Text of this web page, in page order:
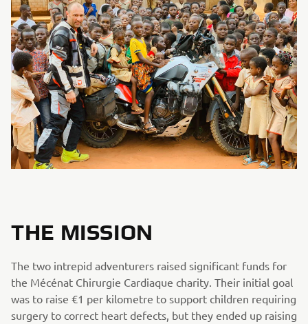
THE MISSION
The two intrepid adventurers raised significant funds for
the Mécénat Chirurgie Cardiaque charity. Their initial goal
was to raise €1 per kilometre to support children requiring
surgery to correct heart defects, but they ended up raising